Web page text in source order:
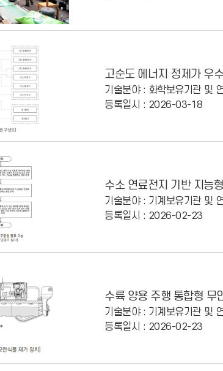
고순도 에너지 정제가 우
기술분야 : 화학보유기관 및
등록일시 : 2026-03-18
수소 연료전지 기반 지능
기술분야 : 기계 보유기관 및
등록일시 : 2026-02-23
수륙 양용 주행 통합형 무
기술분야 : 기계 보유기관 및
등록일시 : 2026-02-23